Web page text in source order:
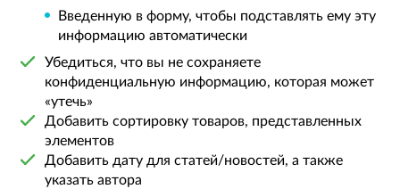
Введенную в форму, чтобы подставлять ему эту
информацию автоматически
Убедиться, что вы не сохраняете
конфиденциальную информацию, которая может
«утечь»
Добавить сортировку товаров, представленных
элементов
Добавить дату для статей/новостей, а также
указать автора